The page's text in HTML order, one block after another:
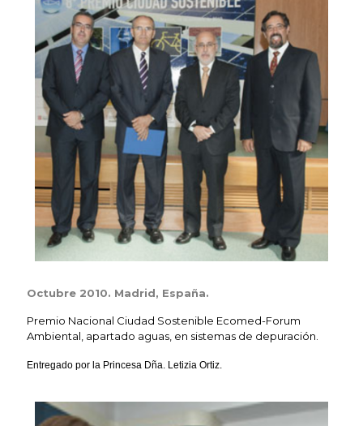
Octubre 2010. Madrid, España.
Premio Nacional Ciudad Sostenible Ecomed-Forum
Ambiental, apartado aguas, en sistemas de depuración.
Entregado por la Princesa Dña. Letizia Ortiz.